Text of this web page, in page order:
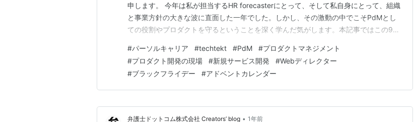
申します。 今年は私が担当するHR forecasterにとって、そして私自身にとって、組織
と事業方針の大きな波に直面した一年でした。しかし、その激動の中でこそPdMとし
ての役割やプロダクトを守るということを深く学んだ気がします。本記事ではこの9ヶ
発体制の「静かな再構築」（4月） 最古参としての責任感 チームの心理的安…
#パーソルキャリア #techtekt #PdM #プロダクトマネジメント
#プロダクト開発の現場 #新規サービス開発 #Webディレクター
#ブラックフライデー #アドベントカレンダー
弁護士ドットコム株式会社 Creators’ blog • 1年前